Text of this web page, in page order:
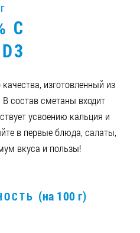
28 17
29 23
С
изготовленный из
состав сметаны входит
усвоению кальция и
в первые блюда, салаты,
вкуса и пользы!
(на 100 г)